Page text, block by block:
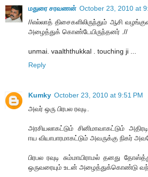
மதுரை சரவணன் October 23, 2010 at
//எல்லாத் திசைகளிலிருந்தும் ஆசி
அழைத்துக் கொண்டேயிருந்தனர் .//
unmai. vaalththukkal . touching ji ...
Reply
Kumky October 23, 2010 at 9:51 PM
அவர் ஒரு பிரபல ரவுடி.
அரசியலாகட்டும் சினிமாவாகட்டும்
ஈய வியாபாரமாகட்டும் அவருக்கு நிகர்
பிரபல ரவுடி சும்மாயிராமல் தனது
ஒருவரையும் உடன் அழைத்துக்கொண்டு